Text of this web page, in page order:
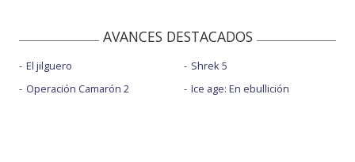
AVANCES DESTACADOS
El jilguero
Operación Camarón 2
Shrek 5
Ice age: En ebullición